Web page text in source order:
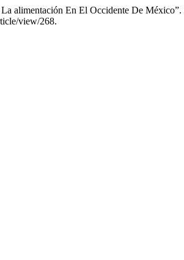
alimentación En El Occidente De México”.
view/268.